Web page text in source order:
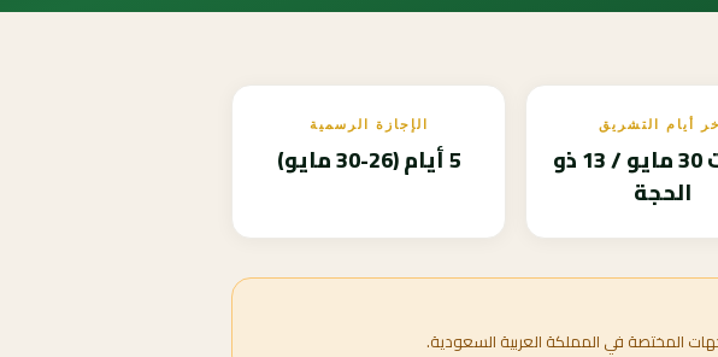
أيام التشريق
السبت 30 مايو / 13 ذو
الحجة
الإجازة الرسمية
5 أيام (26-30 مايو)
المختصة في المملكة العربية السعودية.